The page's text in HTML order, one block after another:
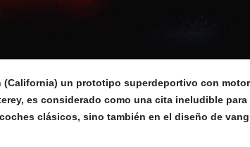
(California) un prototipo superdeportivo con
es considerado como una cita ineludible
clásicos, sino también en el diseño de